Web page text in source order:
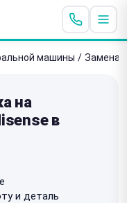
машины / Замена
на
в
и деталь